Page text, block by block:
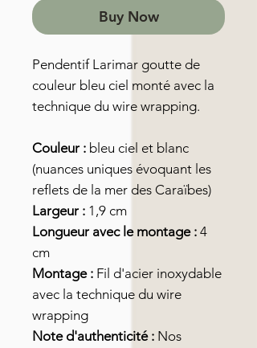
Buy Now
Pendentif Larimar goutte de
couleur bleu ciel monté avec la
technique du wire wrapping.
Couleur : bleu ciel et blanc
(nuances uniques évoquant les
reflets de la mer des Caraïbes)
Largeur : 1,9 cm
Longueur avec le montage : 4
cm
Montage : Fil d'acier inoxydable
avec la technique du wire
wrapping
Note d'authenticité : Nos